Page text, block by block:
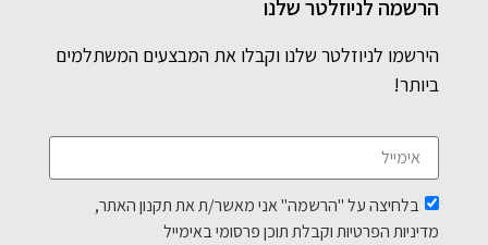
הרשמה לניוזלטר שלנו
הירשמו לניוזלטר שלנו וקבלו את המבצעים המשתלמים
ביותר!
בלחיצה על "הרשמה" אני מאשר/ת את תקנון האתר,
מדיניות הפרטיות וקבלת תוכן פרסומי באימייל